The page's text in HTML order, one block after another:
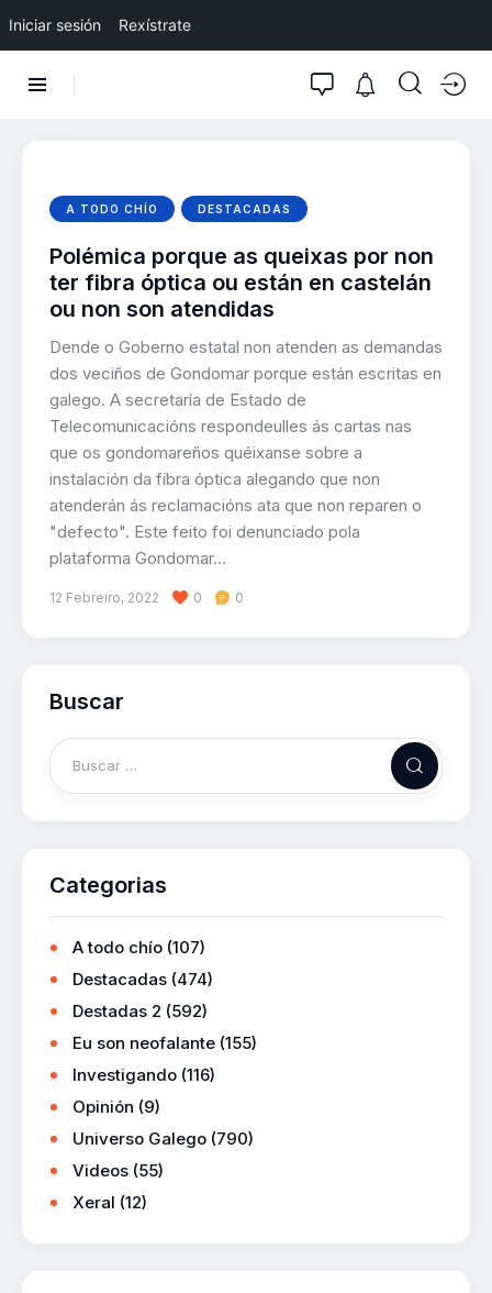
Iniciar sesión Rexístrate
A TODO CHÍO DESTACADAS
Polémica porque as queixas por non
ter fibra óptica ou están en castelán
ou non son atendidas
Dende o Goberno estatal non atenden as demandas
dos veciños de Gondomar porque están escritas en
galego. A secretaría de Estado de
Telecomunicacións respondeulles ás cartas nas
que os gondomareños quéixanse sobre a
instalación da fibra óptica alegando que non
atenderán ás reclamacións ata que non reparen o
"defecto". Este feito foi denunciado pola
plataforma Gondomar…
12 Febreiro, 2022 0 0
Buscar
Categorias
A todo chío (107)
Destacadas (474)
Destadas 2 (592)
Eu son neofalante (155)
Investigando (116)
Opinión (9)
Universo Galego (790)
Videos (55)
Xeral (12)